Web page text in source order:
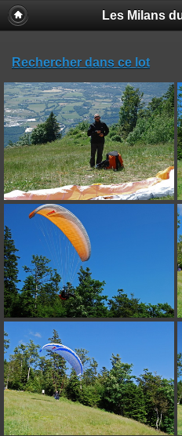
Les Milans
Rechercher dans ce lot